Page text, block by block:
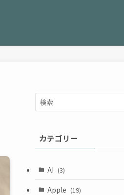
カテゴリー
AI (3)
Apple (19)